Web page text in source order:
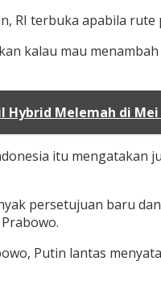
RI terbuka apabila
kalau mau
Hybrid Melemah di
itu mengatakan
persetujuan baru
Putin lantas